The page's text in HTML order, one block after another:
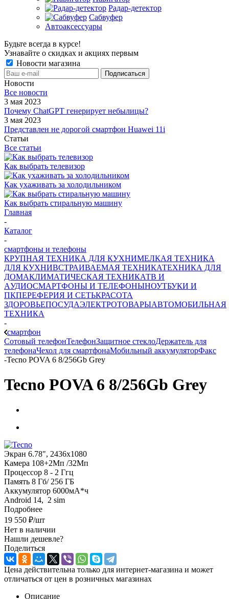
Радар-детектор
Сабвуфер
Автоаксессуары
Будьте всегда в курсе!
Узнавайте о скидках и акциях первым
Новости магазина
Новости
Все новости
3 мая 2023
Почему ChatGPT генерирует небылицы?
3 мая 2023
Представлен не дорогой смартфон Huawei 11i
Статьи
Все статьи
Как выбрать телевизор
Как ухаживать за холодильником
Как выбрать стиральную машину
Главная
-
Каталог
-
смартфоны и телефоны
КРУПНАЯ ТЕХНИКА ДЛЯ КУХНИМЕЛКАЯ ТЕХНИКА
ДЛЯ КУХНИВСТРАИВАЕМАЯ ТЕХНИКАТЕХНИКА ДЛЯ
ДОМАКЛИМАТИЧЕСКАЯ ТЕХНИКАТВ И
AУДИОСМАРТФОНЫ И ТЕЛЕФОНЫНОУТБУКИ И
ПКПЕРЕФЕРИЯ И СЕТЬКРАСОТА
ЗДОРОВЬЕПОСУДАЭЛЕКТРОТОВАРЫАВТОМОБИЛЬНАЯ
ТЕХНИКА
-
смартфон
Сотовый телефонТелефонЗащитное стеклоДержатель для
телефонаЧехол для смартфонаМобильный аккумуляторФакс
-Tecno POVA 6 8/256Gb Grey
Tecno POVA 6 8/256Gb Grey
Экран 6.78", 2436x1080
Камера 108+2Мп /32Мп
Процессор 8 - 2 Ггц
Память 8 Гб/ 256 ГБ
Аккумулятор 6000мА*ч
Android 14, 2 sim
Подробнее
19 550 ₽/шт
Нет в наличии
Нашли дешевле?
Поделиться
Цена действительна только для интернет-магазина и может
отличаться от цен в розничных магазинах
Описание